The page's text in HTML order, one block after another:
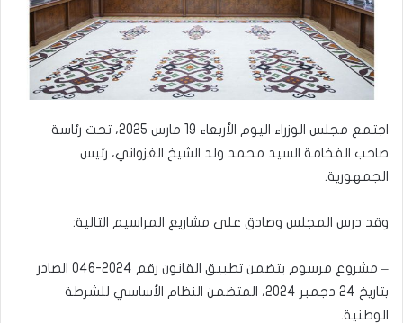
اجتمع مجلس الوزراء اليوم الأربعاء 19 مارس 2025، تحت رئاسة
صاحب الفخامة السيد محمد ولد الشيخ الغزواني، رئيس
الجمهورية.
وقد درس المجلس وصادق على مشاريع المراسيم التالية:
– مشروع مرسوم يتضمن تطبيق القانون رقم 2024-046 الصادر
بتاريخ 24 دجمبر 2024، المتضمن النظام الأساسي للشرطة
الوطنية.